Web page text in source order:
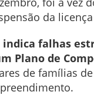
da
indica falhas
Plano de
de famílias